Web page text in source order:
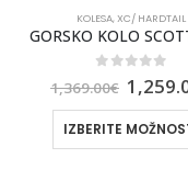
KOLESA,XC/ HARDTAIL
out of 5
1,369.00€
IZBERITE